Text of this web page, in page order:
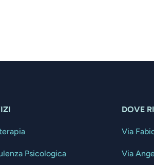
Psicologica
DOVE
Via
Via